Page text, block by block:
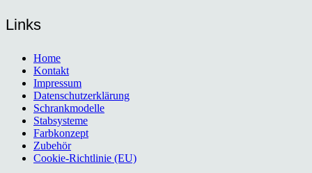
Links
Home
Kontakt
Impressum
Datenschutzerklärung
Schrankmodelle
Stabsysteme
Farbkonzept
Zubehör
Cookie-Richtlinie (EU)